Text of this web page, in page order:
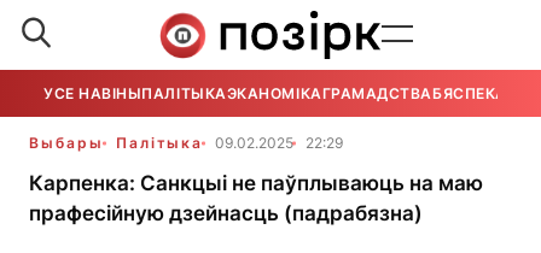
УСЕ НАВІНЫПАЛІТЫКАЭКАНОМІКАГРАМАДСТВАБЯСПЕКА
Выбары Палітыка 09.02.2025 22:29
Карпенка: Санкцыі не паўплываюць на маю
прафесійную дзейнасць (падрабязна)